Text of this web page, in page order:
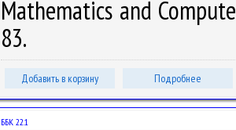
Mathematics and
83.
Добавить в корзину Подробнее
ББК 22.1